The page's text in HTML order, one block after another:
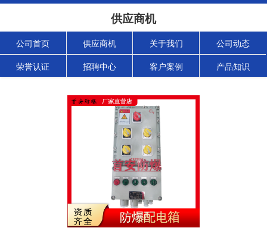
供应商机
公司首页 供应商机 关于我们 公司动态
荣誉认证 招聘中心 客户案例 产品知识